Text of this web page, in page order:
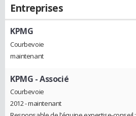
Entreprises
KPMG
Courbevoie
maintenant
KPMG - Associé
Courbevoie
2012 - maintenant